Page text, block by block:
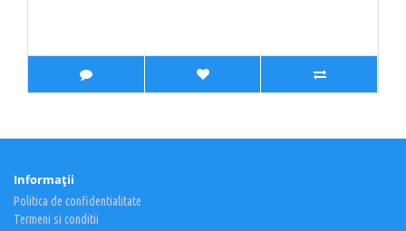
Informaţii
Politica de confidentialitate
Termeni si conditii